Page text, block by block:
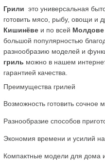
Грили
это универсальная
Кишинёве и по всей Молдове
большой популярностью
разнообразию моделей и
гриль можно в нашем
гарантией качества.
Преимущества грилей
Возможность готовить сочное
Разнообразие способов
Экономия времени и усилий на
Компактные модели для дома